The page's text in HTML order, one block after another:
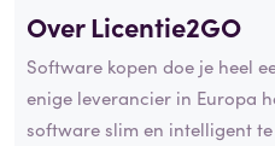
Over Licentie2GO
Software kopen doe je heel
enige leverancier in Europa
software slim en intelligent